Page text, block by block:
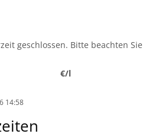
geschlossen. Bitte beachten Sie
€/l
14:58